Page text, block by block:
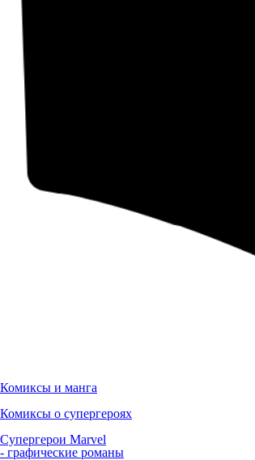
Комиксы и манга
Комиксы о супергероях
Супергерои Marvel
- графические романы